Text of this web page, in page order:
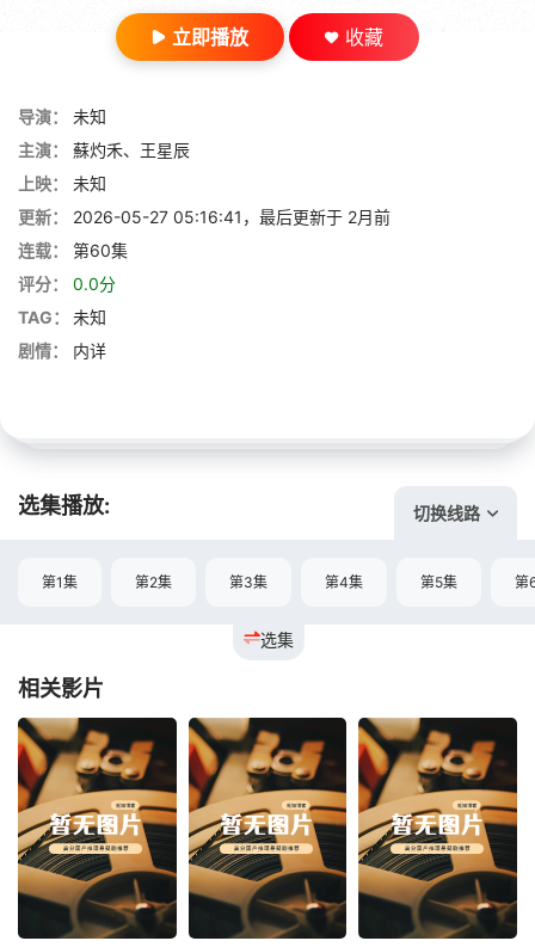
立即播放 收藏
导演：
未知
主演：
蘇灼禾、王星辰
上映：
未知
更新：
2026-05-27 05:16:41，最后更新于 2月前
连载：
第60集
评分：
0.0分
TAG：
未知
剧情：
内详
选集播放: 切换线路
选集
第1集 第2集 第3集 第4集 第5集 第
相关影片